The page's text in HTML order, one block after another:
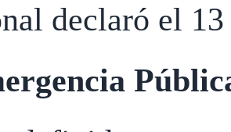
declaró el